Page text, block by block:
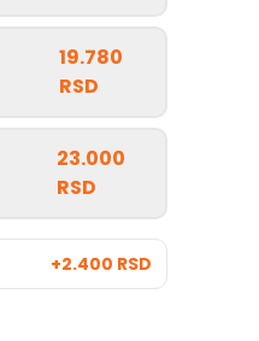
19.780
RSD
23.000
RSD
+2.400 RSD